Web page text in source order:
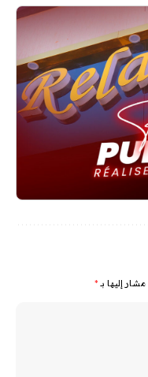
إليها بـ *